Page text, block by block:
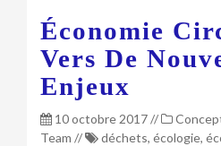
Économie
Vers De
Enjeux
10 octobre 2017//
Team // déchets, écologie,